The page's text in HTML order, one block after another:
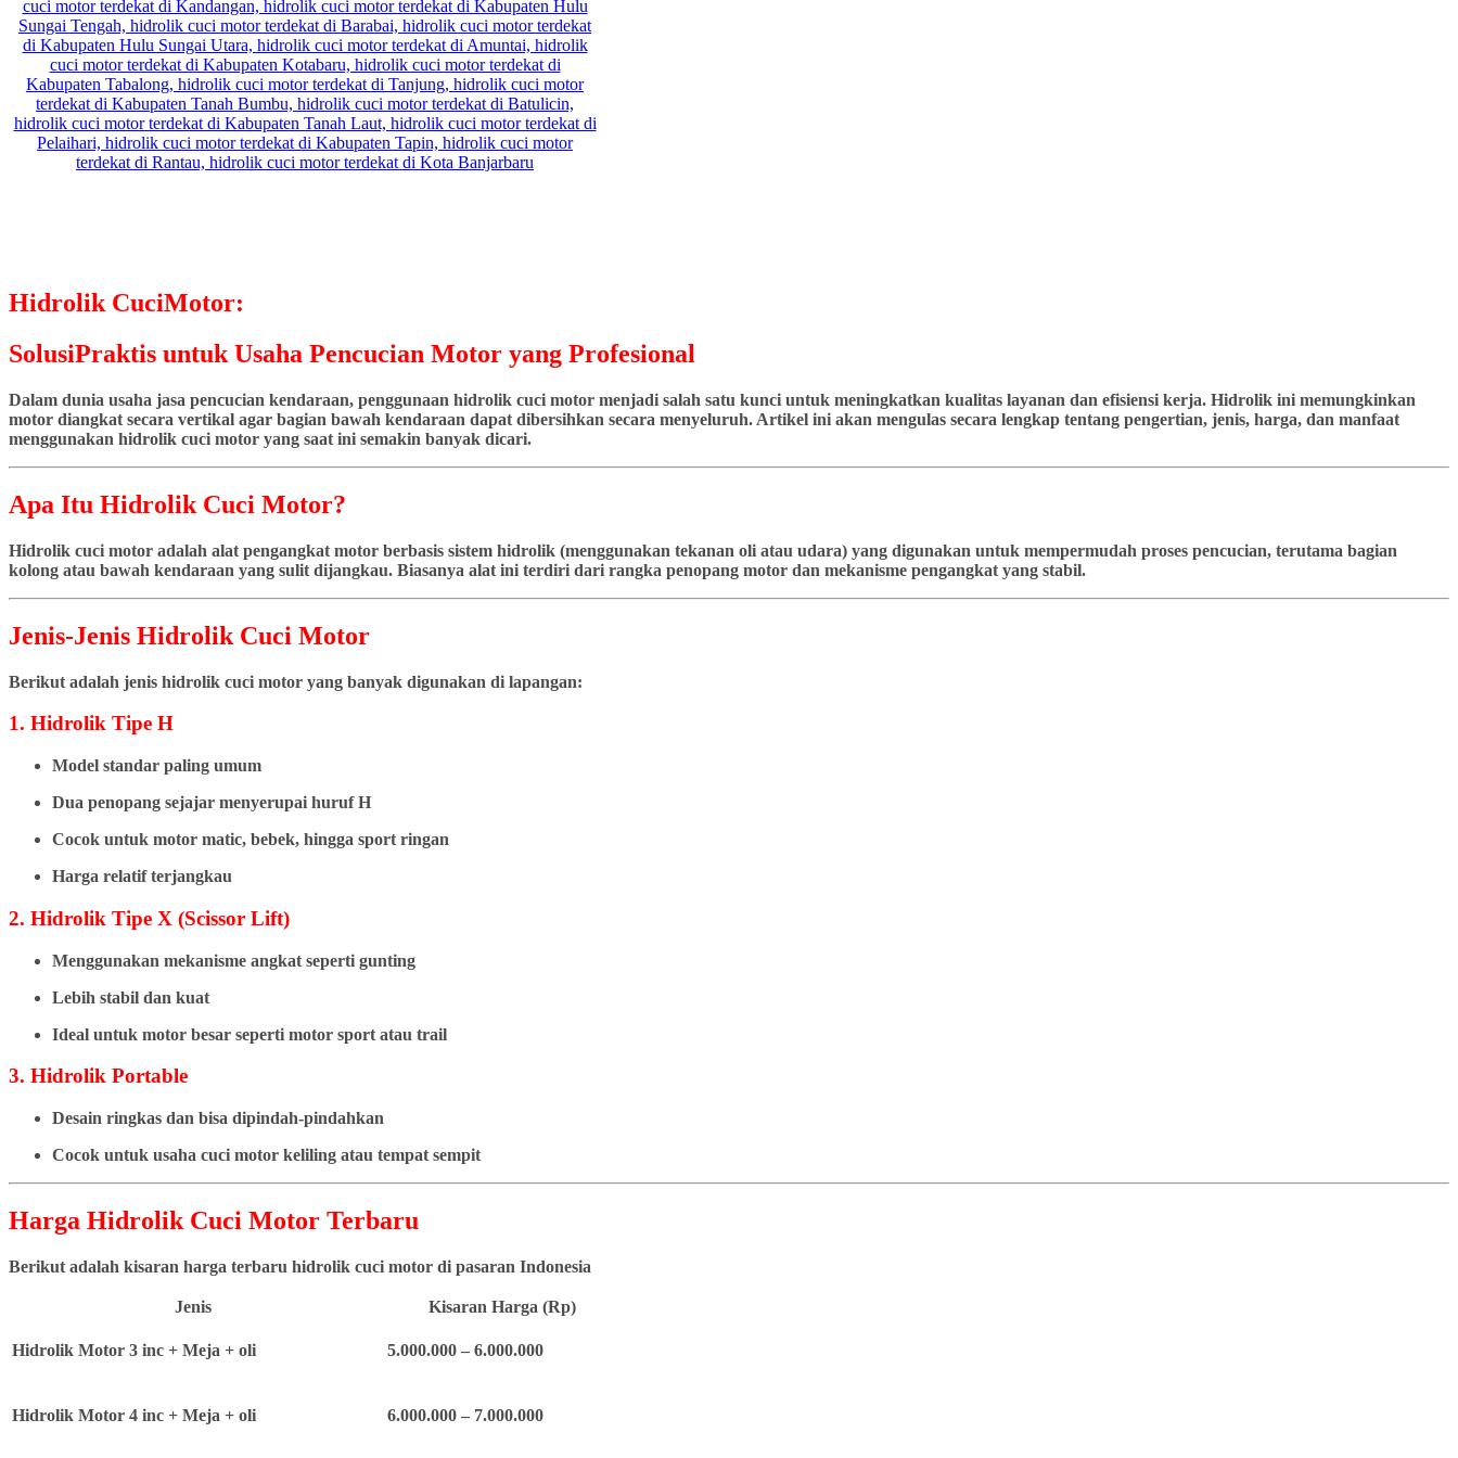
Hidrolik CuciMotor:
SolusiPraktis untuk Usaha Pencucian Motor yang Profesional
Dalam dunia usaha jasa pencucian kendaraan, penggunaan hidrolik cuci motor menjadi salah satu kunci untuk meningkatkan kualitas layanan dan efisiensi kerja. Hidrolik ini memungkinkan
motor diangkat secara vertikal agar bagian bawah kendaraan dapat dibersihkan secara menyeluruh. Artikel ini akan mengulas secara lengkap tentang pengertian, jenis, harga, dan manfaat
menggunakan hidrolik cuci motor yang saat ini semakin banyak dicari.
Apa Itu Hidrolik Cuci Motor?
Hidrolik cuci motor adalah alat pengangkat motor berbasis sistem hidrolik (menggunakan tekanan oli atau udara) yang digunakan untuk mempermudah proses pencucian, terutama bagian
kolong atau bawah kendaraan yang sulit dijangkau. Biasanya alat ini terdiri dari rangka penopang motor dan mekanisme pengangkat yang stabil.
Jenis-Jenis Hidrolik Cuci Motor
Berikut adalah jenis hidrolik cuci motor yang banyak digunakan di lapangan:
1. Hidrolik Tipe H
Model standar paling umum
Dua penopang sejajar menyerupai huruf H
Cocok untuk motor matic, bebek, hingga sport ringan
Harga relatif terjangkau
2. Hidrolik Tipe X (Scissor Lift)
Menggunakan mekanisme angkat seperti gunting
Lebih stabil dan kuat
Ideal untuk motor besar seperti motor sport atau trail
3. Hidrolik Portable
Desain ringkas dan bisa dipindah-pindahkan
Cocok untuk usaha cuci motor keliling atau tempat sempit
Harga Hidrolik Cuci Motor Terbaru
Berikut adalah kisaran harga terbaru hidrolik cuci motor di pasaran Indonesia
Jenis Kisaran Harga (Rp)
Hidrolik Motor 3 inc + Meja + oli 5.000.000 – 6.000.000
Hidrolik Motor 4 inc + Meja + oli 6.000.000 – 7.000.000